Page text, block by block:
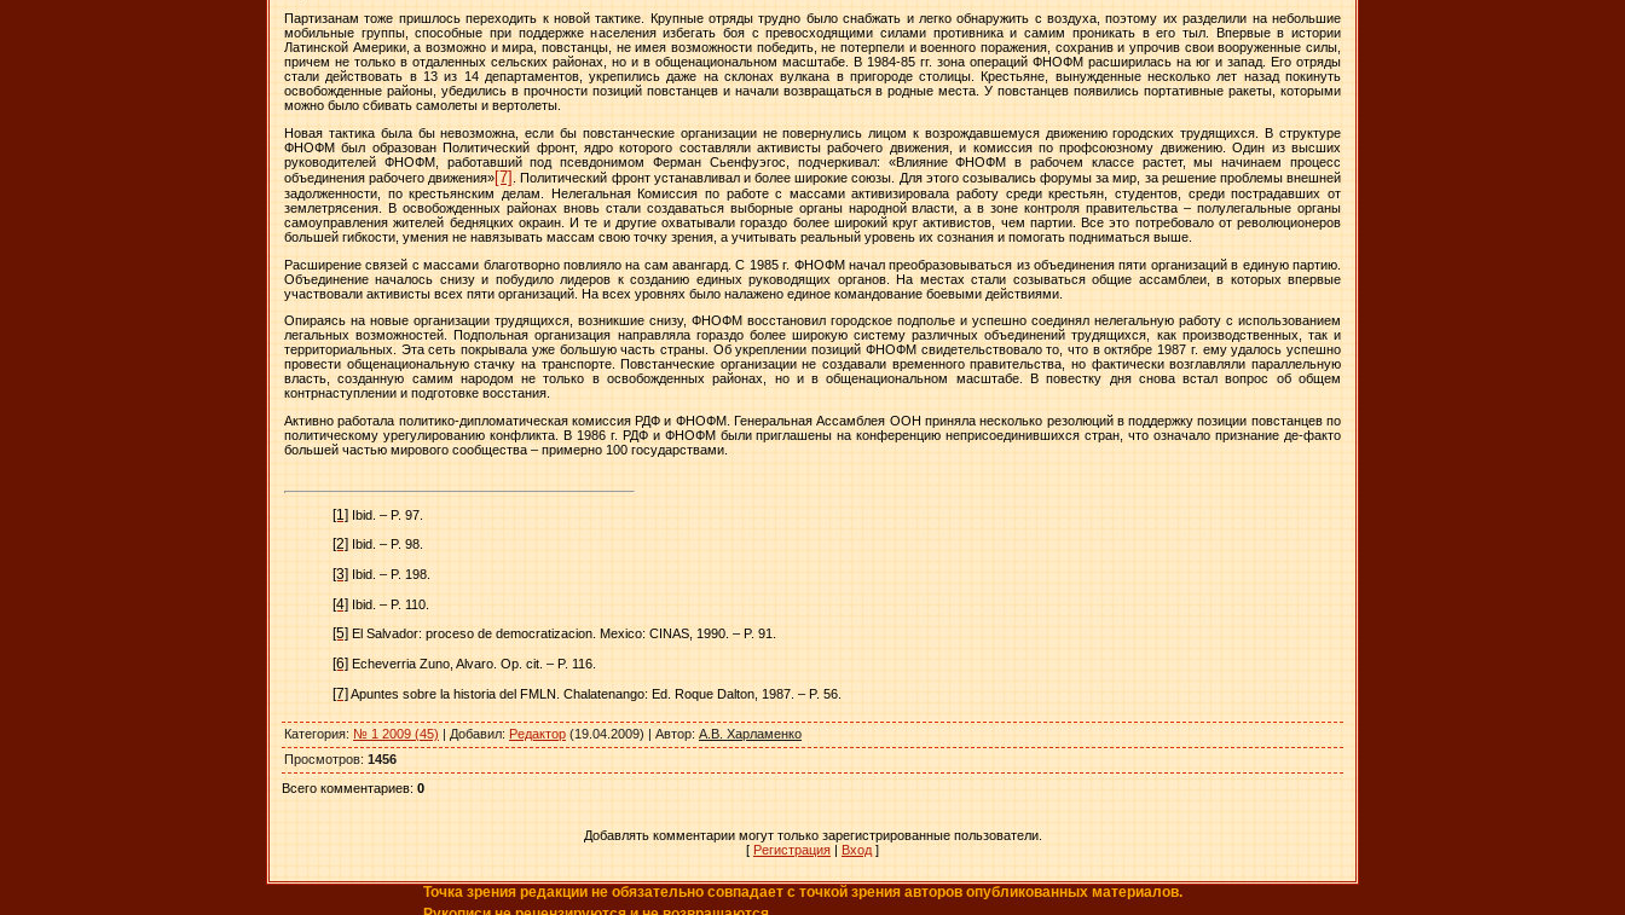
Партизанам тоже пришлось переходить к новой тактике. Крупные отряды трудно было снабжать и легко обнаружить с воздуха, поэтому их разделили на небольшие
мобильные группы, способные при поддержке населения избегать боя с превосходящими силами противника и самим проникать в его тыл. Впервые в истории
Латинской Америки, а возможно и мира, повстанцы, не имея возможности победить, не потерпели и военного поражения, сохранив и упрочив свои вооруженные силы,
причем не только в отдаленных сельских районах, но и в общенациональном масштабе. В 1984-85 гг. зона операций ФНОФМ расширилась на юг и запад. Его отряды
стали действовать в 13 из 14 департаментов, укрепились даже на склонах вулкана в пригороде столицы. Крестьяне, вынужденные несколько лет назад покинуть
освобожденные районы, убедились в прочности позиций повстанцев и начали возвращаться в родные места. У повстанцев появились портативные ракеты, которыми
можно было сбивать самолеты и вертолеты.
Новая тактика была бы невозможна, если бы повстанческие организации не повернулись лицом к возрождавшемуся движению городских трудящихся. В структуре
ФНОФМ был образован Политический фронт, ядро которого составляли активисты рабочего движения, и комиссия по профсоюзному движению. Один из высших
руководителей ФНОФМ, работавший под псевдонимом Ферман Сьенфуэгос, подчеркивал: «Влияние ФНОФМ в рабочем классе растет, мы начинаем процесс
объединения рабочего движения» [7]
. Политический фронт устанавливал и более широкие союзы. Для этого созывались форумы за мир, за решение проблемы внешней
задолженности, по крестьянским делам. Нелегальная Комиссия по работе с массами активизировала работу среди крестьян, студентов, среди пострадавших от
землетрясения. В освобожденных районах вновь стали создаваться выборные органы народной власти, а в зоне контроля правительства – полулегальные органы
самоуправления жителей бедняцких окраин. И те и другие охватывали гораздо более широкий круг активистов, чем партии. Все это потребовало от революционеров
большей гибкости, умения не навязывать массам свою точку зрения, а учитывать реальный уровень их сознания и помогать подниматься выше.
Расширение связей с массами благотворно повлияло на сам авангард. С 1985 г. ФНОФМ начал преобразовываться из объединения пяти организаций в единую партию.
Объединение началось снизу и побудило лидеров к созданию единых руководящих органов. На местах стали созываться общие ассамблеи, в которых впервые
участвовали активисты всех пяти организаций. На всех уровнях было налажено единое командование боевыми действиями.
Опираясь на новые организации трудящихся, возникшие снизу, ФНОФМ восстановил городское подполье и успешно соединял нелегальную работу с использованием
легальных возможностей. Подпольная организация направляла гораздо более широкую систему различных объединений трудящихся, как производственных, так и
территориальных. Эта сеть покрывала уже большую часть страны. Об укреплении позиций ФНОФМ свидетельствовало то, что в октябре 1987 г. ему удалось успешно
провести общенациональную стачку на транспорте. Повстанческие организации не создавали временного правительства, но фактически возглавляли параллельную
власть, созданную самим народом не только в освобожденных районах, но и в общенациональном масштабе. В повестку дня снова встал вопрос об общем
контрнаступлении и подготовке восстания.
Активно работала политико-дипломатическая комиссия РДФ и ФНОФМ. Генеральная Ассамблея ООН приняла несколько резолюций в поддержку позиции повстанцев по
политическому урегулированию конфликта. В 1986 г. РДФ и ФНОФМ были приглашены на конференцию неприсоединившихся стран, что означало признание де-факто
большей частью мирового сообщества – примерно 100 государствами.
[1] Ibid. – P. 97.
[2] Ibid. – P. 98.
[3] Ibid. – P. 198.
[4] Ibid. – P. 110.
[5] El Salvador: proceso de democratizacion. Mexico: CINAS, 1990. – P. 91.
[6] Echeverria Zuno, Alvaro. Op. cit. – P. 116.
[7]Apuntes sobre la historia del FMLN. Chalatenango: Ed. Roque Dalton, 1987. – P. 56.
Категория: № 1 2009 (45) | Добавил: Редактор (19.04.2009) | Автор: А.В. Харламенко
Просмотров: 1456
Всего комментариев: 0
Добавлять комментарии могут только зарегистрированные пользователи.
[ Регистрация | Вход ]
Точка зрения редакции не обязательно совпадает с точкой зрения авторов опубликованных материалов.